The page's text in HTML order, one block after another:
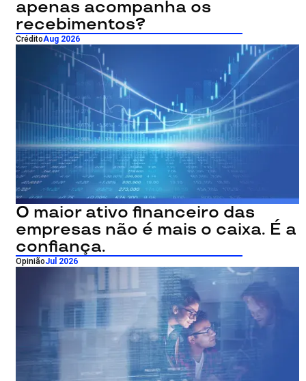
apenas acompanha os
recebimentos?
CréditoAug 2026
O maior ativo financeiro das
empresas não é mais o caixa. É a
confiança.
OpiniãoJul 2026